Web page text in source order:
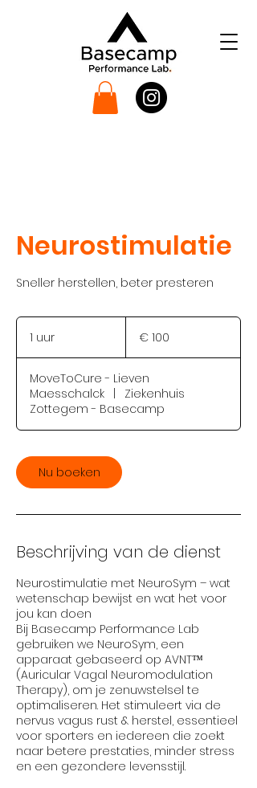
Neurostimulatie
Sneller herstellen, beter presteren
1 uur € 100
MoveToCure - Lieven
Maesschalck
Ziekenhuis
Zottegem - Basecamp
Nu boeken
Beschrijving van de dienst
Neurostimulatie met NeuroSym – wat
wetenschap bewijst en wat het voor
jou kan doen
Bij Basecamp Performance Lab
gebruiken we NeuroSym, een
apparaat gebaseerd op AVNT™
(Auricular Vagal Neuromodulation
Therapy), om je zenuwstelsel te
optimaliseren. Het stimuleert via de
nervus vagus rust & herstel, essentieel
voor sporters en iedereen die zoekt
naar betere prestaties, minder stress
en een gezondere levensstijl.